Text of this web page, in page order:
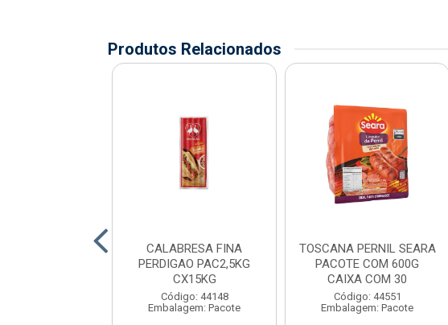
Produtos Relacionados
CALABRESA FINA
PERDIGAO PAC2,5KG
CX15KG
Código: 44148
Embalagem: Pacote
TOSCANA PERNIL SEARA
PACOTE COM 600G
CAIXA COM 30
Código: 44551
Embalagem: Pacote